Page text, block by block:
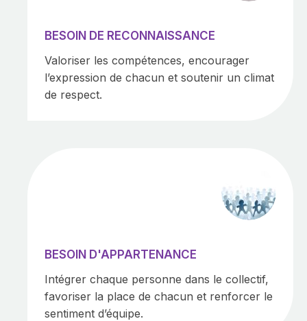
BESOIN DE RECONNAISSANCE
Valoriser les compétences, encourager
l’expression de chacun et soutenir un climat
de respect.
BESOIN D'APPARTENANCE
Intégrer chaque personne dans le collectif,
favoriser la place de chacun et renforcer le
sentiment d’équipe.